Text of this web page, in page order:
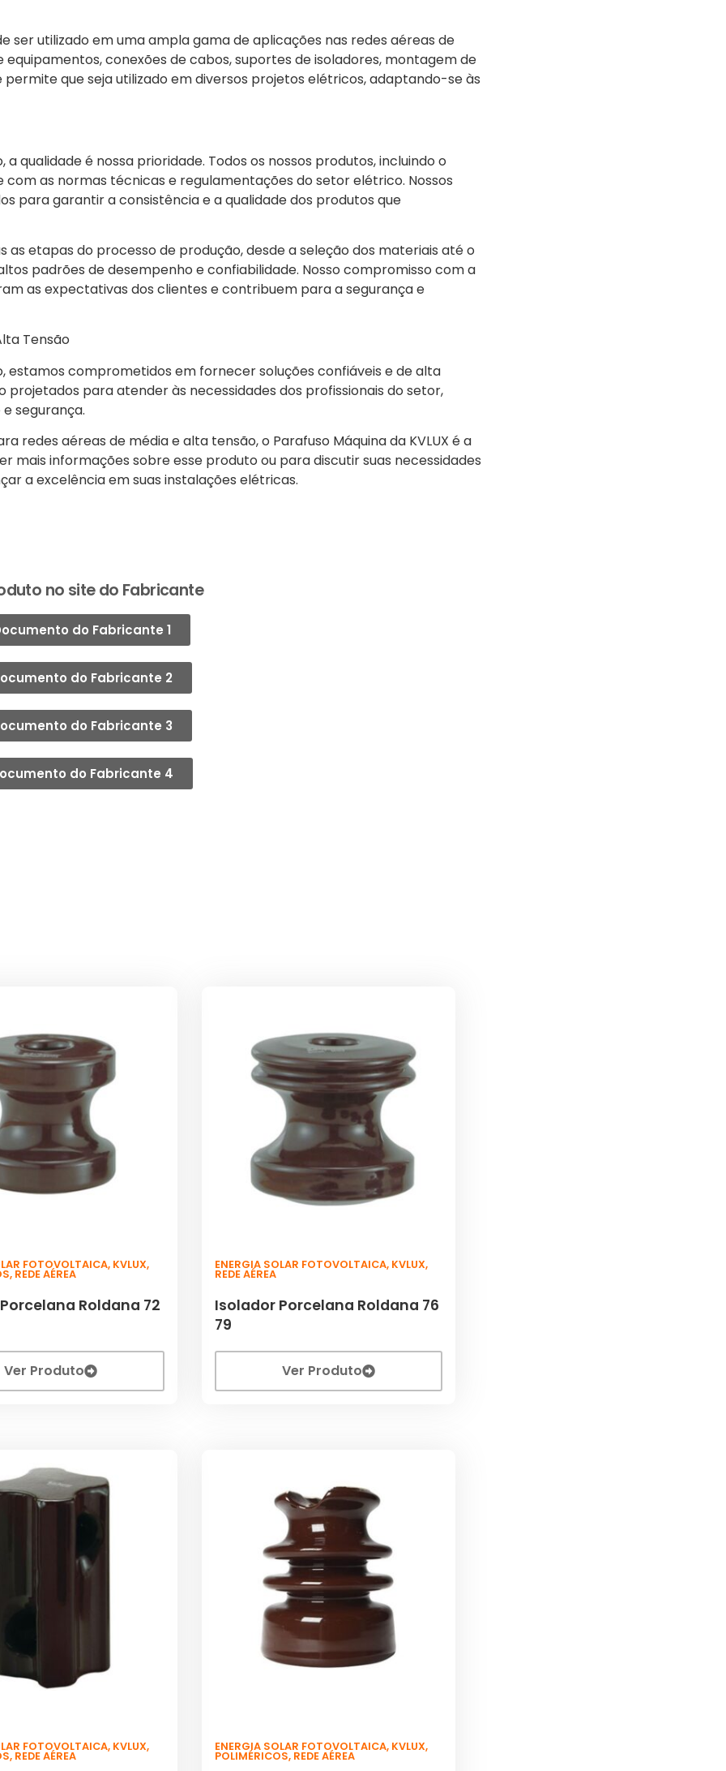
ser utilizado em uma ampla gama de aplicações nas redes aéreas de
conexões de cabos, suportes de isoladores, montagem de
que seja utilizado em diversos projetos elétricos, adaptando-se às
a qualidade é nossa prioridade. Todos os nossos produtos, incluindo o
as normas técnicas e regulamentações do setor elétrico. Nossos
para garantir a consistência e a qualidade dos produtos que
as etapas do processo de produção, desde a seleção dos materiais até o
padrões de desempenho e confiabilidade. Nosso compromisso com a
as expectativas dos clientes e contribuem para a segurança e
Tensão
estamos comprometidos em fornecer soluções confiáveis e de alta
para atender às necessidades dos profissionais do setor,
segurança.
redes aéreas de média e alta tensão, o Parafuso Máquina da KVLUX é a
informações sobre esse produto ou para discutir suas necessidades
a excelência em suas instalações elétricas.
no site do Fabricante
do Fabricante 1
do Fabricante 2
do Fabricante 3
do Fabricante 4
FOTOVOLTAICA, KVLUX,
, REDE AÉREA
Roldana 72
Ver Produto
ENERGIA SOLAR FOTOVOLTAICA, KVLUX,
REDE AÉREA
Isolador Porcelana Roldana 76
79
Ver Produto
FOTOVOLTAICA, KVLUX,
, REDE AÉREA
ENERGIA SOLAR FOTOVOLTAICA, KVLUX,
POLIMÉRICOS, REDE AÉREA